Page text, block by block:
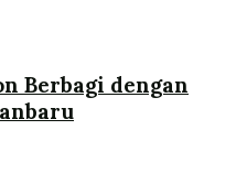
Berbagi dengan